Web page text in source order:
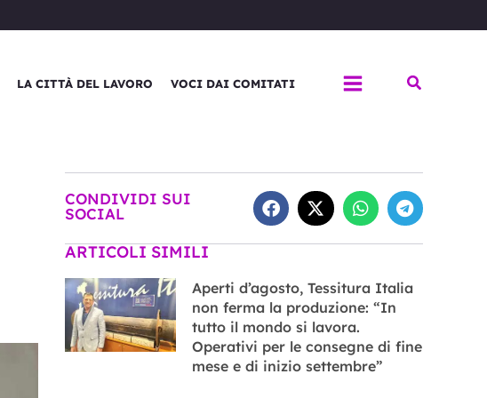
LA CITTÀ DEL LAVORO VOCI DAI COMITATI Cerca
CONDIVIDI SUI
SOCIAL
ARTICOLI SIMILI
Aperti d’agosto, Tessitura Italia
non ferma la produzione: “In
tutto il mondo si lavora.
Operativi per le consegne di fine
mese e di inizio settembre”